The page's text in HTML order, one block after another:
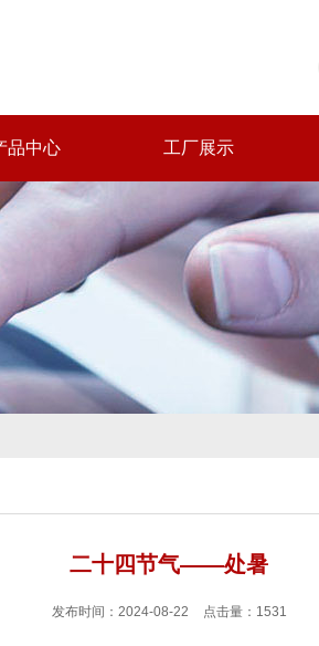
品中心 工厂展示
二十四节气——处暑
发布时间：2024-08-22 点击量：1531